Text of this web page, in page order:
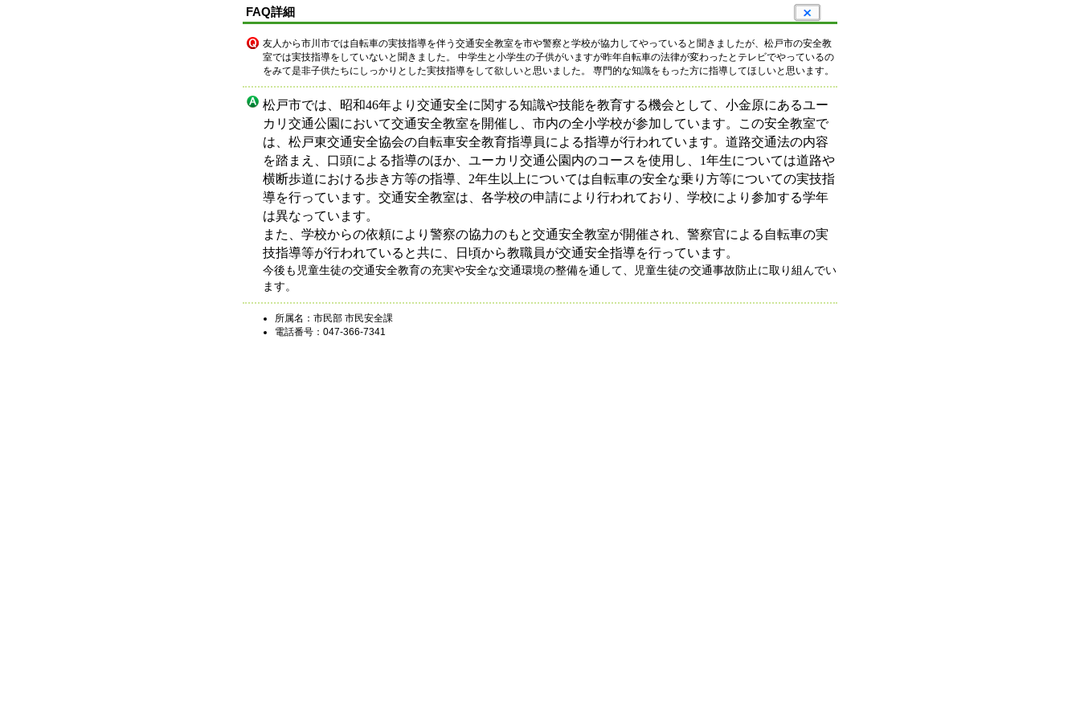
FAQ詳細
友人から市川市では自転車の実技指導を伴う交通安全教室を市や警察と学校が協力してやっていると聞きましたが、松戸市の安全教
室では実技指導をしていないと聞きました。 中学生と小学生の子供がいますが昨年自転車の法律が変わったとテレビでやっているの
をみて是非子供たちにしっかりとした実技指導をして欲しいと思いました。 専門的な知識をもった方に指導してほしいと思います。
松戸市では、昭和46年より交通安全に関する知識や技能を教育する機会として、小金原にあるユー
カリ交通公園において交通安全教室を開催し、市内の全小学校が参加しています。この安全教室で
は、松戸東交通安全協会の自転車安全教育指導員による指導が行われています。道路交通法の内容
を踏まえ、口頭による指導のほか、ユーカリ交通公園内のコースを使用し、
1年生については道路や
横断歩道における歩き方等の指導、
2年生以上については自転車の安全な乗り方等についての実技指
導を行っています。交通安全教室は、各学校の申請により行われており、学校により参加する学年
は異なっています。
また、学校からの依頼により警察の協力のもと交通安全教室が開催され、警察官による自転車の実
技指導等が行われていると共に、日頃から教職員が交通安全指導を行っています。
今後も児童生徒の交通安全教育の充実や安全な交通環境の整備を通して、児童生徒の交通事故防止に取り組んでい
ます。
所属名：市民部 市民安全課
電話番号：047-366-7341